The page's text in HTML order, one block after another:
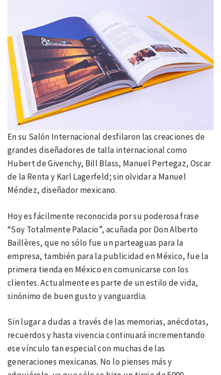
En su Salón Internacional desfilaron las creaciones de
grandes diseñadores de talla internacional como
Hubert de Givenchy, Bill Blass, Manuel Pertegaz, Oscar
de la Renta y Karl Lagerfeld; sin olvidar a Manuel
Méndez, diseñador mexicano.
Hoy es fácilmente reconocida por su poderosa frase
“Soy Totalmente Palacio”, acuñada por Don Alberto
Baillères, que no sólo fue un parteaguas para la
empresa, también para la publicidad en México, fue la
primera tienda en México en comunicarse con los
clientes. Actualmente es parte de un estilo de vida,
sinónimo de buen gusto y vanguardia.
Sin lugar a dudas a través de las memorias, anécdotas,
recuerdos y hasta vivencia continuará incrementando
ese vínculo tan especial con muchas de las
generaciones mexicanas. No lo pienses más y